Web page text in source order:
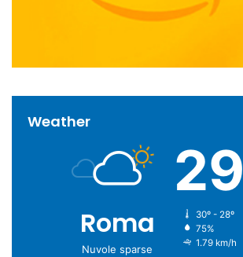
Weather
Roma
Nuvole sparse
29
30º - 28º
75%
1.79 km/h